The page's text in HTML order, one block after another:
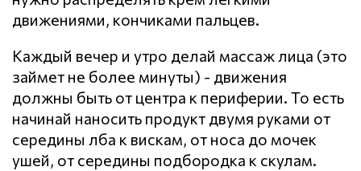
движениями, кончиками пальцев.
Каждый вечер и утро делай массаж лица (это
займет не более минуты) - движения
должны быть от центра к периферии. То есть
начинай наносить продукт двумя руками от
середины лба к вискам, от носа до мочек
ушей, от середины подбородка к скулам.